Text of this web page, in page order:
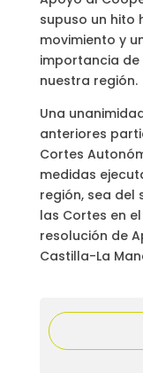
supuso un hito
movimiento y
importancia de
nuestra región.
Una
anteriores
Cortes
medidas
región, sea del
las Cortes en
resolución de
Castilla-La